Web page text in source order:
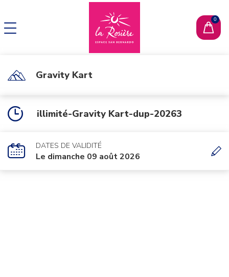
Gravity Kart
illimité-Gravity Kart-dup-20263
DATES DE VALIDITÉ
Le dimanche 09 août 2026
CHANGER DE LANGUE